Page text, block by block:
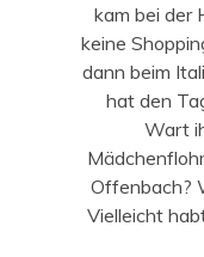
kam bei der
keine
dann beim
hat den
Wart
Offenbach?
Vielleicht